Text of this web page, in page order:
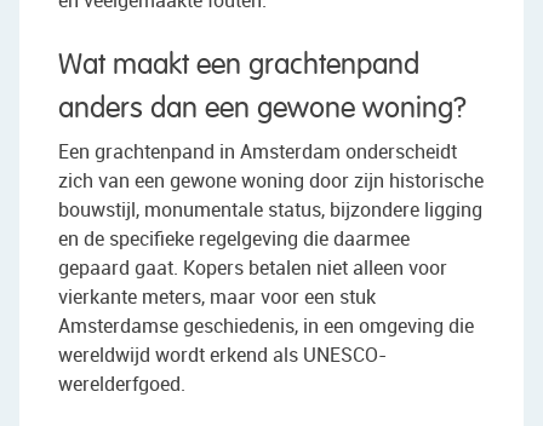
Wat maakt een grachtenpand
anders dan een gewone woning?
Een grachtenpand in Amsterdam onderscheidt
zich van een gewone woning door zijn historische
bouwstijl, monumentale status, bijzondere ligging
en de specifieke regelgeving die daarmee
gepaard gaat. Kopers betalen niet alleen voor
vierkante meters, maar voor een stuk
Amsterdamse geschiedenis, in een omgeving die
wereldwijd wordt erkend als UNESCO-
werelderfgoed.